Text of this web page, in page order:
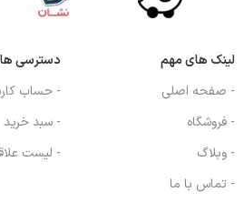
لینک های مهم
- صفحه اصلی
- فروشگاه
- وبلاگ
- تماس با ما
دسترسی
- حساب
- سبد خرید
- لیست